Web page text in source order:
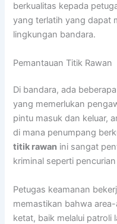
berkualitas kepada
yang terlatih yang dapat
lingkungan bandara.
Pemantauan Titik Rawan
Di bandara, ada
yang memerlukan
pintu masuk dan keluar,
di mana penumpang
titik rawan ini sangat
kriminal seperti
Petugas keamanan
memastikan bahwa
ketat, baik melalui patroli